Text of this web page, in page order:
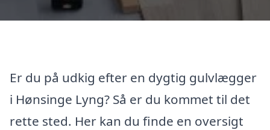
Er du på udkig efter en dygtig gulvlægger
i Hønsinge Lyng? Så er du kommet til det
rette sted. Her kan du finde en oversigt